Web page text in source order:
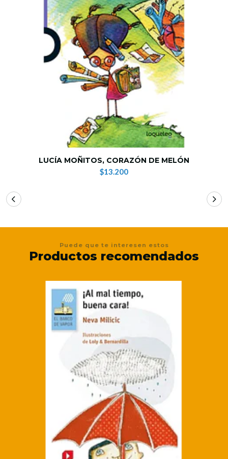
LUCÍA MOÑITOS, CORAZÓN DE MELÓN
$13.200
Puede que te interesen estos
Productos recomendados